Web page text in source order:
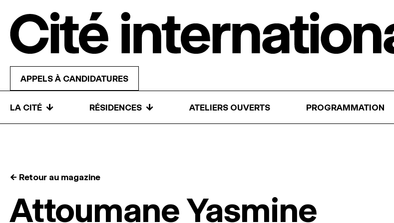
APPELS À CANDIDATURES
LA CITÉ ↓ RÉSIDENCES ↓ ATELIERS OUVERTS PROGRAMMATION
← Retour au magazine
Attoumane Yasmine